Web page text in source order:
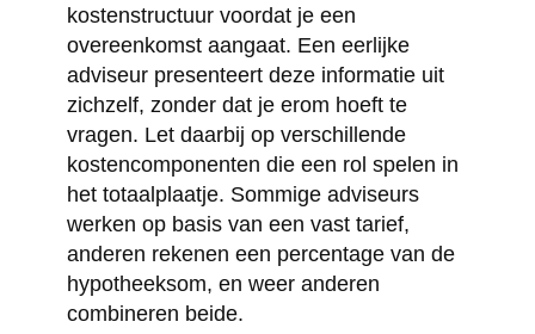
kostenstructuur voordat je een
overeenkomst aangaat. Een eerlijke
adviseur presenteert deze informatie uit
zichzelf, zonder dat je erom hoeft te
vragen. Let daarbij op verschillende
kostencomponenten die een rol spelen in
het totaalplaatje. Sommige adviseurs
werken op basis van een vast tarief,
anderen rekenen een percentage van de
hypotheeksom, en weer anderen
combineren beide.